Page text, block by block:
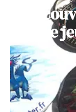
notre